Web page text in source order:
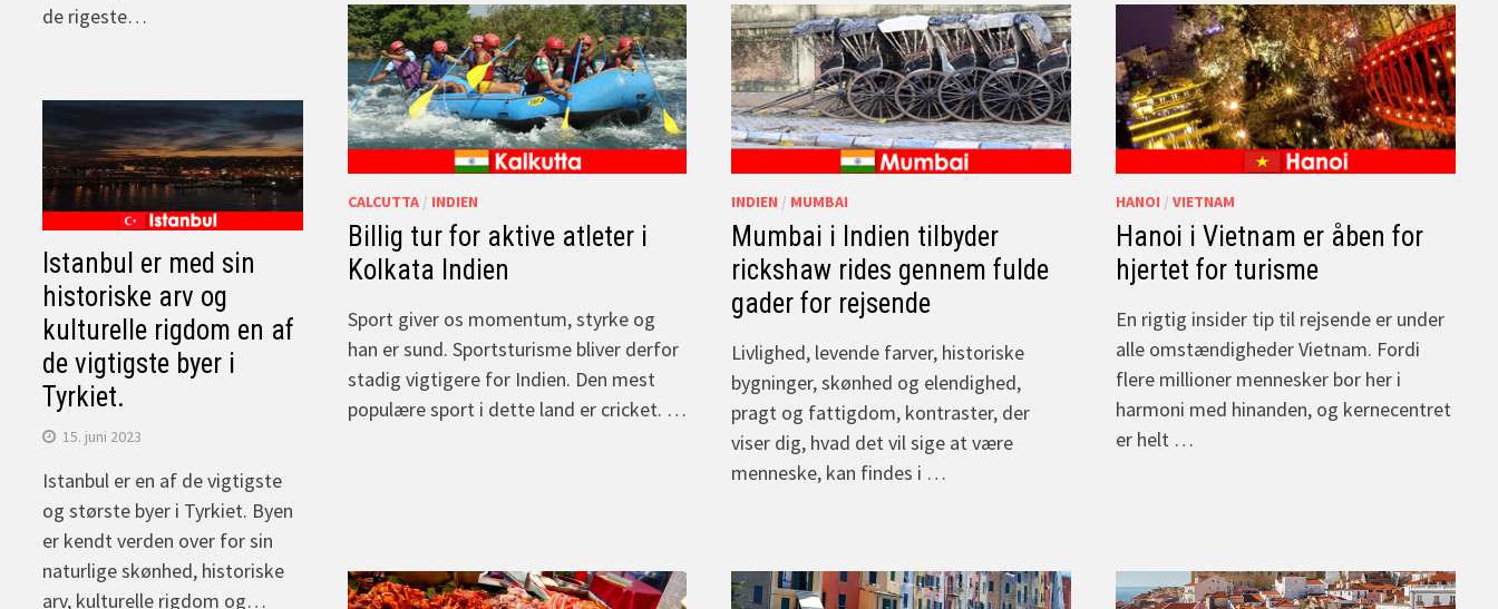
CALCUTTA/ INDIEN
Billig tur for aktive atleter i
Kolkata Indien
Sport giver os momentum, styrke og
han er sund. Sportsturisme bliver derfor
stadig vigtigere for Indien. Den mest
populære sport i dette land er cricket. …
INDIEN / MUMBAI
Mumbai i Indien tilbyder
rickshaw rides gennem fulde
gader for rejsende
Livlighed, levende farver, historiske
bygninger, skønhed og elendighed,
pragt og fattigdom, kontraster, der
viser dig, hvad det vil sige at være
menneske, kan findes i …
HANOI / VIETNAM
Hanoi i Vietnam er åben for
hjertet for turisme
En rigtig insider tip til rejsende er under
alle omstændigheder Vietnam. Fordi
flere millioner mennesker bor her i
harmoni med hinanden, og kernecentret
er helt …
de rigeste…
Istanbul er med sin
historiske arv og
kulturelle rigdom en af
de vigtigste byer i
Tyrkiet.
15. juni 2023
Istanbul er en af de vigtigste
og største byer i Tyrkiet. Byen
er kendt verden over for sin
naturlige skønhed, historiske
arv, kulturelle rigdom og…